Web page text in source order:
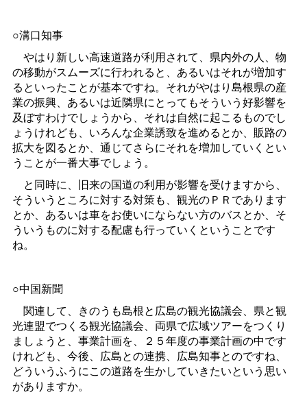
○溝口知事
やはり新しい高速道路が利用されて、県内外の人、物
の移動がスムーズに行われると、あるいはそれが増加す
るといったことが基本ですね。それがやはり島根県の産
業の振興、あるいは近隣県にとってもそういう好影響を
及ぼすわけでしょうから、それは自然に起こるものでし
ょうけれども、いろんな企業誘致を進めるとか、販路の
拡大を図るとか、通じてさらにそれを増加していくとい
うことが一番大事でしょう。
と同時に、旧来の国道の利用が影響を受けますから、
そういうところに対する対策も、観光のＰＲであります
とか、あるいは車をお使いにならない方のバスとか、そ
ういうものに対する配慮も行っていくということです
ね。
○中国新聞
関連して、きのうも島根と広島の観光協議会、県と観
光連盟でつくる観光協議会、両県で広域ツアーをつくり
ましょうと、事業計画を、２５年度の事業計画の中です
けれども、今後、広島との連携、広島知事とのですね、
どういうふうにこの道路を生かしていきたいという思い
がありますか。